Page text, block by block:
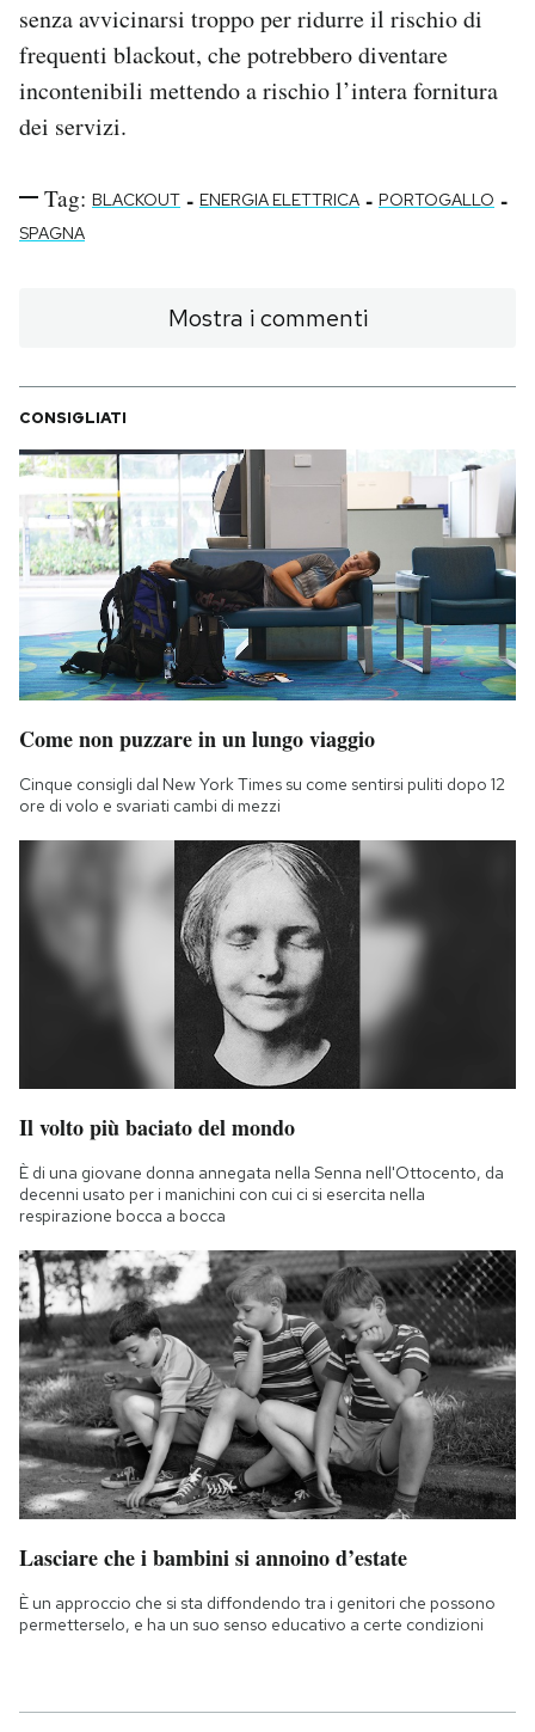
senza avvicinarsi troppo per ridurre il rischio di
frequenti blackout, che potrebbero diventare
incontenibili mettendo a rischio l’intera fornitura
dei servizi.
Tag: BLACKOUT - ENERGIA ELETTRICA - PORTOGALLO -
SPAGNA
Mostra i commenti
CONSIGLIATI
Come non puzzare in un lungo viaggio
Cinque consigli dal New York Times su come sentirsi puliti dopo 12
ore di volo e svariati cambi di mezzi
Il volto più baciato del mondo
È di una giovane donna annegata nella Senna nell'Ottocento, da
decenni usato per i manichini con cui ci si esercita nella
respirazione bocca a bocca
Lasciare che i bambini si annoino d’estate
È un approccio che si sta diffondendo tra i genitori che possono
permetterselo, e ha un suo senso educativo a certe condizioni